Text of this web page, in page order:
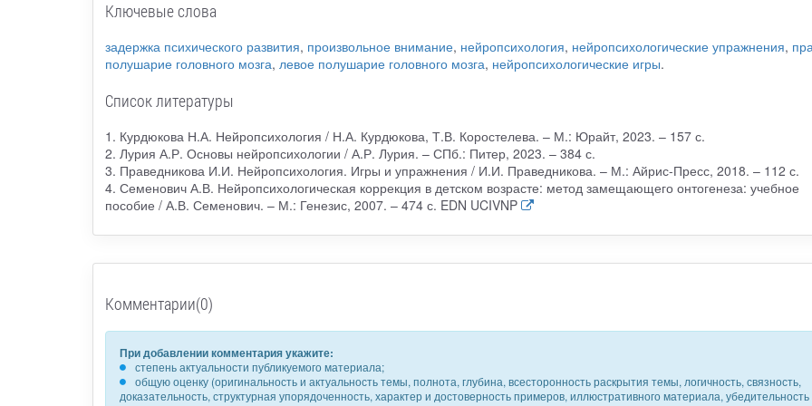
Ключевые слова
задержка психического развития, произвольное внимание, нейропсихология, нейропсихологические упражнения,
полушарие головного мозга, левое полушарие головного мозга, нейропсихологические игры.
Список литературы
1. Курдюкова Н.А. Нейропсихология / Н.А. Курдюкова, Т.В. Коростелева. – М.: Юрайт, 2023. – 157 с.
2. Лурия А.Р. Основы нейропсихологии / А.Р. Лурия. – СПб.: Питер, 2023. – 384 с.
3. Праведникова И.И. Нейропсихология. Игры и упражнения / И.И. Праведникова. – М.: Айрис-Пресс, 2018. – 112 с.
4. Семенович А.В. Нейропсихологическая коррекция в детском возрасте: метод замещающего онтогенеза: учебное
пособие / А.В. Семенович. – М.: Генезис, 2007. – 474 с. EDN UCIVNP
Комментарии(0)
При добавлении комментария укажите:
степень актуальности публикуемого материала;
общую оценку (оригинальность и актуальность темы, полнота, глубина, всесторонность раскрытия темы, логичность, связность,
доказательность, структурная упорядоченность, характер и достоверность примеров, иллюстративного материала, убедительность